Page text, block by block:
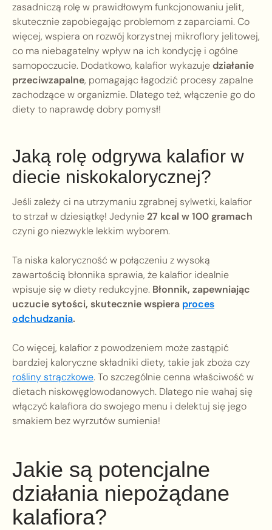
zasadniczą rolę w prawidłowym funkcjonowaniu jelit,
skutecznie zapobiegając problemom z zaparciami. Co
więcej, wspiera on rozwój korzystnej mikroflory jelitowej,
co ma niebagatelny wpływ na ich kondycję i ogólne
samopoczucie. Dodatkowo, kalafior wykazujedziałanie
przeciwzapalne, pomagając łagodzić procesy zapalne
zachodzące w organizmie. Dlatego też, włączenie go do
diety to naprawdę dobry pomysł!
Jaką rolę odgrywa kalafior w
diecie niskokalorycznej?
Jeśli zależy ci na utrzymaniu zgrabnej sylwetki, kalafior
to strzał w dziesiątkę! Jedynie27 kcal w 100 gramach
czyni go niezwykle lekkim wyborem.
Ta niska kaloryczność w połączeniu z wysoką
zawartością błonnika sprawia, że kalafior idealnie
wpisuje się w diety redukcyjne. Błonnik, zapewniając
uczucie sytości, skutecznie wspiera proces
odchudzania.
Co więcej, kalafior z powodzeniem może zastąpić
bardziej kaloryczne składniki diety, takie jak zboża czy
rośliny strączkowe. To szczególnie cenna właściwość w
dietach niskowęglowodanowych. Dlatego nie wahaj się
włączyć kalafiora do swojego menu i delektuj się jego
smakiem bez wyrzutów sumienia!
Jakie są potencjalne
działania niepożądane
kalafiora?